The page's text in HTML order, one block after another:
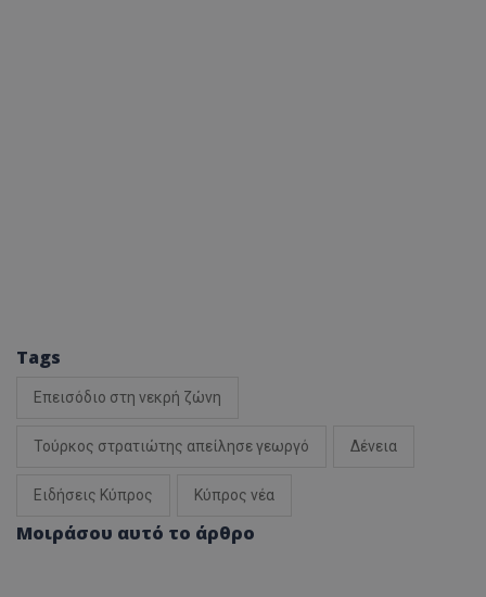
Tags
Επεισόδιο στη νεκρή ζώνη
Τούρκος στρατιώτης απείλησε γεωργό Δένεια
Ειδήσεις Κύπρος Κύπρος νέα
Μοιράσου αυτό το άρθρο